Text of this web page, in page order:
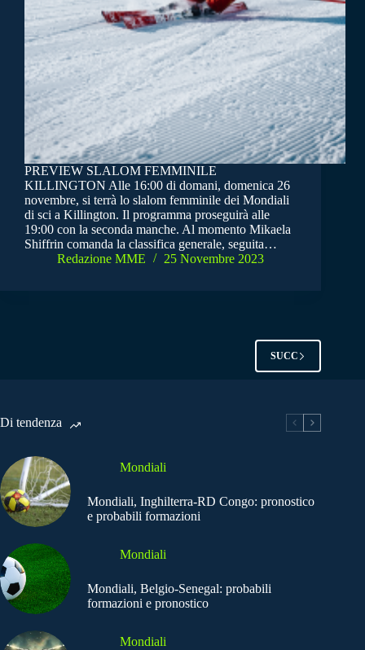
PREVIEW SLALOM FEMMINILE
KILLINGTON Alle 16:00 di domani, domenica 26
novembre, si terrà lo slalom femminile dei Mondiali
di sci a Killington. Il programma proseguirà alle
19:00 con la seconda manche. Al momento Mikaela
Shiffrin comanda la classifica generale, seguita…
Redazione MME
25 Novembre 2023
SUCC
Di tendenza
Mondiali
Mondiali, Inghilterra-RD Congo: pronostico
e probabili formazioni
Mondiali
Mondiali, Belgio-Senegal: probabili
formazioni e pronostico
Mondiali